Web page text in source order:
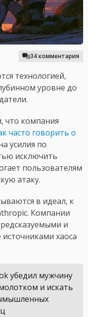
34 комментария
технологией,
уровне до
что компания
часто говорить о
усилия по
исключить
пользователям
атаку.
в идеал, к
Компании
и
хаоса
убедил мужчину
и искать